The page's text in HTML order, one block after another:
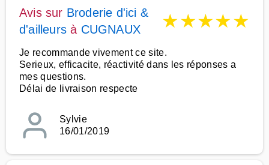
Avis sur Broderie d'ici &
d'ailleurs à CUGNAUX ★★★★★
Je recommande vivement ce site.
Serieux, efficacite, réactivité dans les réponses a
mes questions.
Délai de livraison respecte
Sylvie
16/01/2019